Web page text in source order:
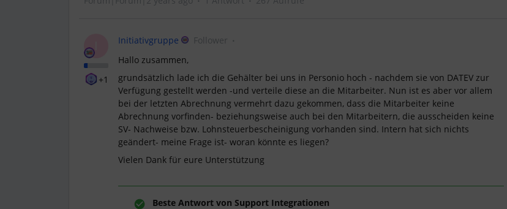
+1
Initiativgruppe
Follower
Hallo zusammen,
grundsätzlich lade ich die Gehälter bei uns in Personio hoch - nachdem sie von DATEV zur
Verfügung gestellt werden -und verteile diese an die Mitarbeiter. Nun ist es aber vor allem
bei der letzten Abrechnung vermehrt dazu gekommen, dass die Mitarbeiter keine
Abrechnung vorfinden- beziehungsweise auch bei den Mitarbeitern, die ausscheiden keine
SV- Nachweise bzw. Lohnsteuerbescheinigung vorhanden sind. Intern hat sich nichts
geändert- meine Frage ist- woran könnte es liegen?
Vielen Dank für eure Unterstützung
Beste Antwort von Support Integrationen